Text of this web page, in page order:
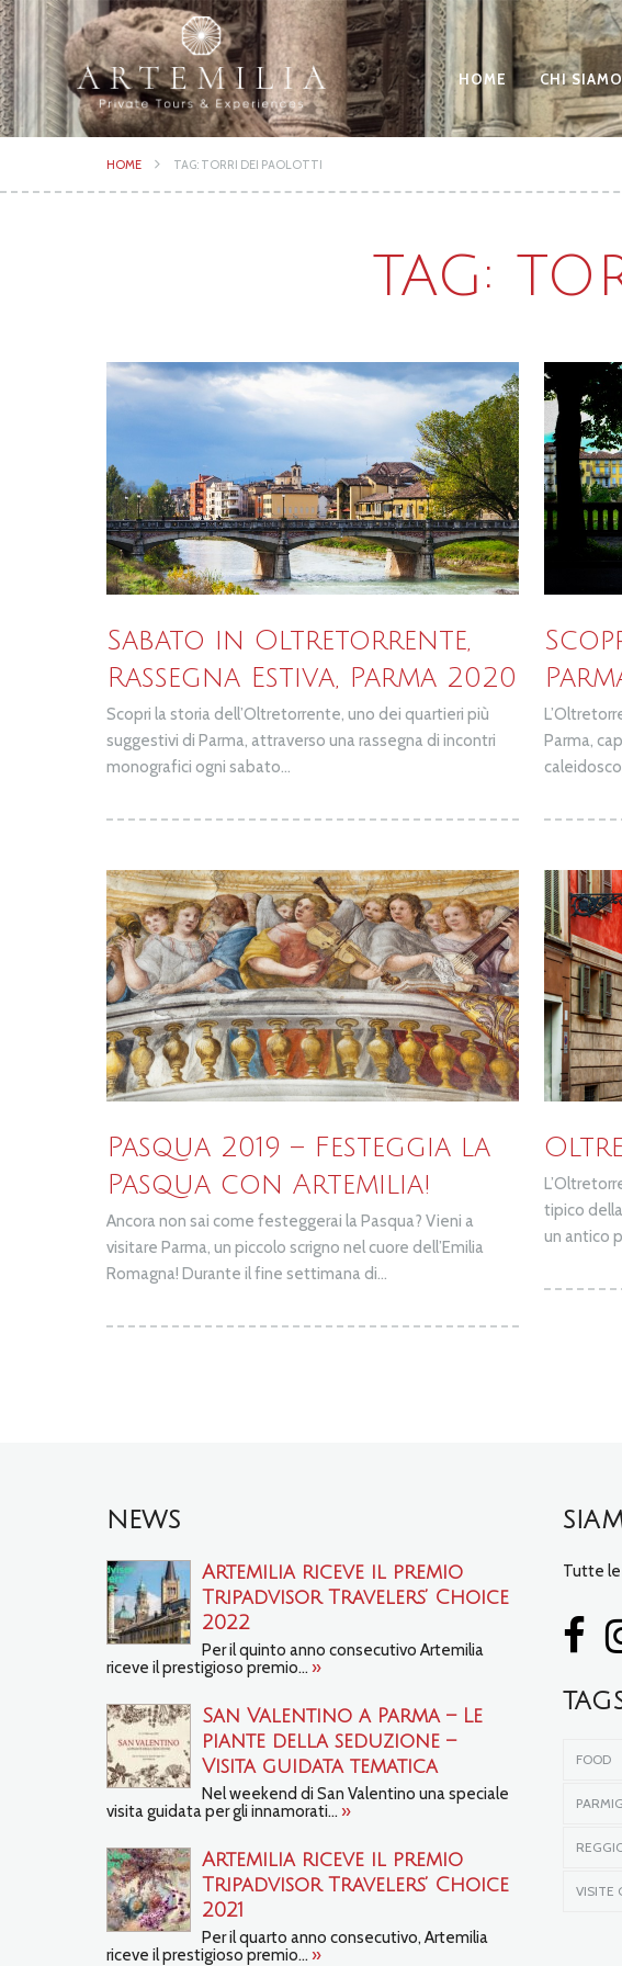
HOME CHI SIAMO
HOME TAG: TORRI DEI PAOLOTTI
TAG:
Sabato in Oltretorrente,
Rassegna Estiva, Parma 2020
Scopri la storia dell’Oltretorrente, uno dei quartieri più
suggestivi di Parma, attraverso una rassegna di incontri
monografici ogni sabato...
Parma,
Pasqua 2019 – Festeggia la
Pasqua con Artemilia!
Ancora non sai come festeggerai la Pasqua? Vieni a
visitare Parma, un piccolo scrigno nel cuore dell’Emilia
Romagna! Durante il fine settimana di...
tipico
un antico
NEWS
Artemilia riceve il premio
Tripadvisor Travelers’ Choice
2022
Per il quinto anno consecutivo Artemilia
riceve il prestigioso premio... »
San Valentino a Parma – Le
piante della seduzione –
Visita guidata tematica
Nel weekend di San Valentino una speciale
visita guidata per gli innamorati... »
Artemilia riceve il premio
Tripadvisor Travelers’ Choice
2021
Per il quarto anno consecutivo, Artemilia
riceve il prestigioso premio... »
Tutte
FOOD
VISITE